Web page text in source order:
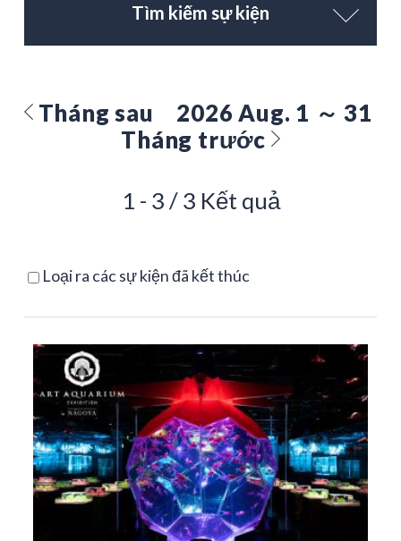
Tìm kiếm sự kiện
Tháng sau
2026 Aug. 1 ～ 31
Tháng trước
1 - 3 / 3 Kết quả
Loại ra các sự kiện đã kết thúc